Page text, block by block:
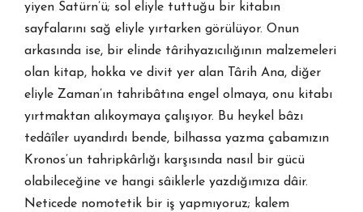
yiyen Satürn’ü; sol eliyle tuttuğu bir kitabın
sayfalarını sağ eliyle yırtarken görülüyor. Onun
arkasında ise, bir elinde târihyazıcılığının malzemeleri
olan kitap, hokka ve divit yer alan Târih Ana, diğer
eliyle Zaman’ın tahribâtına engel olmaya, onu kitabı
yırtmaktan alıkoymaya çalışıyor. Bu heykel bâzı
tedâîler uyandırdı bende, bilhassa yazma çabamızın
Kronos’un tahripkârlığı karşısında nasıl bir gücü
olabileceğine ve hangi sâiklerle yazdığımıza dâir.
Neticede nomotetik bir iş yapmıyoruz; kalem